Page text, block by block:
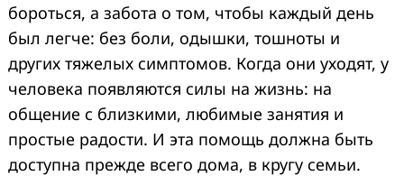
бороться, а забота о том, чтобы каждый день
был легче: без боли, одышки, тошноты и
других тяжелых симптомов. Когда они уходят, у
человека появляются силы на жизнь: на
общение с близкими, любимые занятия и
простые радости. И эта помощь должна быть
доступна прежде всего дома, в кругу семьи.